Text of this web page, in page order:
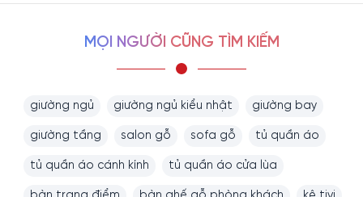
MỌI NGƯỜI CŨNG TÌM KIẾM
giường ngủ giường ngủ kiểu nhật giường bay
giường tầng salon gỗ sofa gỗ tủ quần áo
tủ quần áo cánh kính tủ quần áo cửa lùa